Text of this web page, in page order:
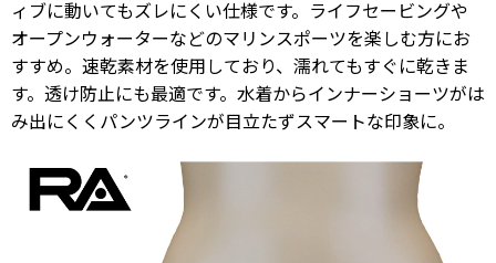
ィブに動いてもズレにくい仕様です。ライフセービングや
オープンウォーターなどのマリンスポーツを楽しむ方にお
すすめ。速乾素材を使用しており、濡れてもすぐに乾きま
す。透け防止にも最適です。水着からインナーショーツがは
み出にくくパンツラインが目立たずスマートな印象に。